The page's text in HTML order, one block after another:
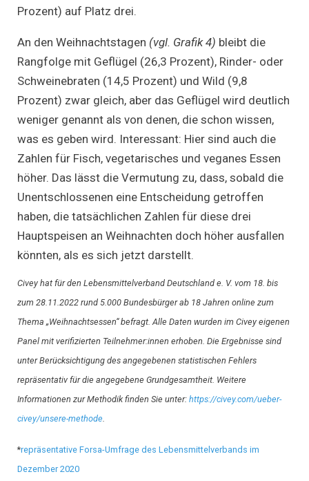
Prozent) auf Platz drei.
An den Weihnachtstagen (vgl. Grafik 4) bleibt die
Rangfolge mit Geflügel (26,3 Prozent), Rinder- oder
Schweinebraten (14,5 Prozent) und Wild (9,8
Prozent) zwar gleich, aber das Geflügel wird deutlich
weniger genannt als von denen, die schon wissen,
was es geben wird. Interessant: Hier sind auch die
Zahlen für Fisch, vegetarisches und veganes Essen
höher. Das lässt die Vermutung zu, dass, sobald die
Unentschlossenen eine Entscheidung getroffen
haben, die tatsächlichen Zahlen für diese drei
Hauptspeisen an Weihnachten doch höher ausfallen
könnten, als es sich jetzt darstellt.
Civey hat für den Lebensmittelverband Deutschland e. V. vom 18. bis
zum 28.11.2022 rund 5.000 Bundesbürger ab 18 Jahren online zum
Thema „Weihnachtsessen“ befragt. Alle Daten wurden im Civey eigenen
Panel mit verifizierten Teilnehmer:innen erhoben. Die Ergebnisse sind
unter Berücksichtigung des angegebenen statistischen Fehlers
repräsentativ für die angegebene Grundgesamtheit. Weitere
Informationen zur Methodik finden Sie unter: https://civey.com/ueber-
civey/unsere-methode
*repräsentative Forsa-Umfrage des Lebensmittelverbands im
Dezember 2020